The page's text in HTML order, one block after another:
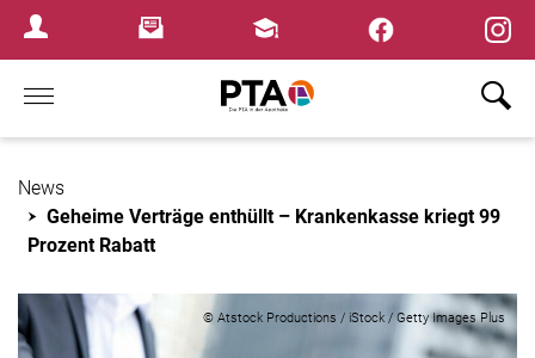
Login MenuNewsletterFortbildungen
Home
News
Geheime Verträge enthüllt – Krankenkasse kriegt 99
Prozent Rabatt
© Atstock Productions / iStock / Getty Images Plus
×